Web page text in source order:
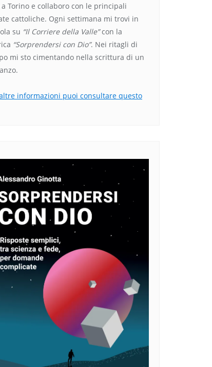
a Torino e collaboro con le principali
cattoliche. Ogni settimana mi trovi in
su “Il Corriere della Valle”con la
“Sorprendersi con Dio”. Nei ritagli di
mi sto cimentando nella scrittura di un
informazioni puoi consultare questo